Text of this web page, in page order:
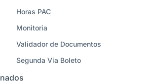
Horas PAC
Monitoria
Validador de Documentos
Segunda Via Boleto